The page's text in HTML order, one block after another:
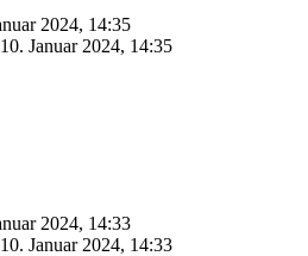
2024, 14:35
10. Januar 2024, 14:35
2024, 14:33
10. Januar 2024, 14:33